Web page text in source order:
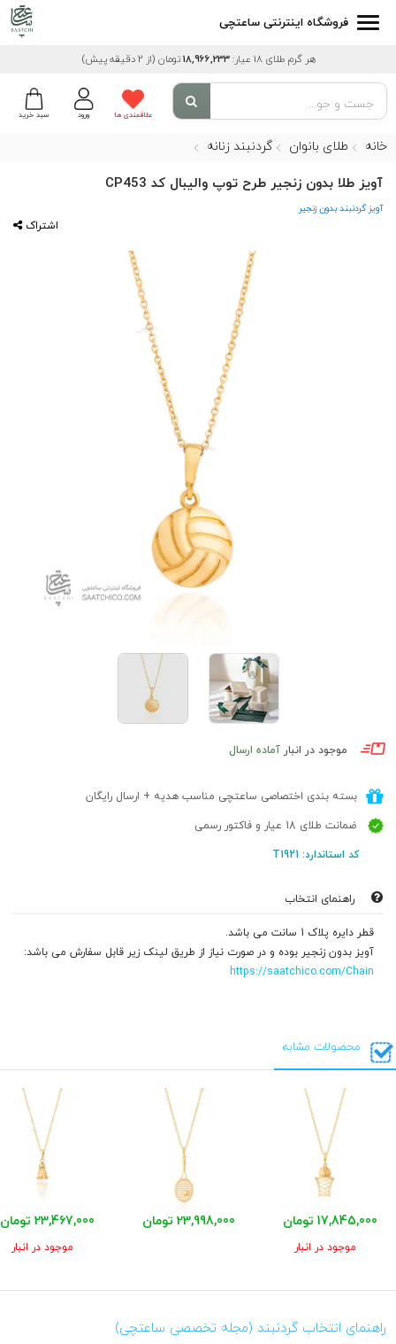
فروشگاه اینترنتی ساعتچی
هر گرم طلای 18 عیار: 18,966,233 تومان (از 2 دقیقه پیش)
سبد خرید ورود علاقمندی ها
خانه طلای بانوان گردنبند زنانه
آویز طلا بدون زنجیر طرح توپ والیبال کد CP453
آویز گردنبند بدون زنجیر
اشتراک
موجود در انبار آماده ارسال
بسته بندی اختصاصی ساعتچی مناسب هدیه + ارسال رایگان
ضمانت طلای 18 عیار و فاکتور رسمی
کد استاندارد: T1921
راهنمای انتخاب
قطر دایره پلاک 1 سانت می باشد.
آویز بدون زنجیر بوده و در صورت نیاز از طریق لینک زیر قابل سفارش می باشد:
https://saatchico.com/Chain
محصولات مشابه
17,845,000 تومان
موجود در انبار
23,998,000 تومان 23,467,000 تومان
موجود در انبار
راهنمای انتخاب گردنبند (مجله تخصصی ساعتچی)